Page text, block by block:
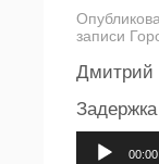
записи
Дмитрий
00:00